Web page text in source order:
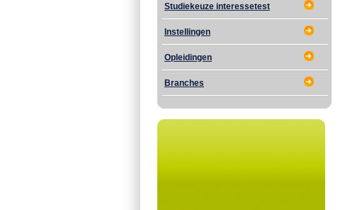
Studiekeuze interessetest
Instellingen
Opleidingen
Branches